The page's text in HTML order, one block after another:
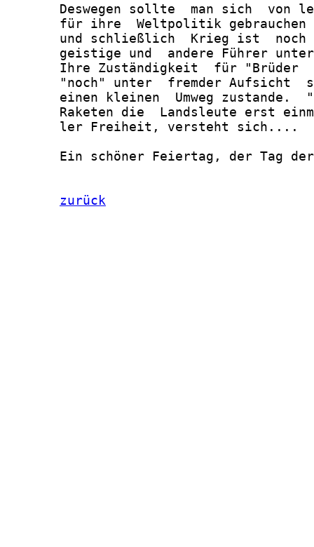
Deswegen sollte  man sich  von
für ihre  Weltpolitik
und schließlich  Krieg ist
geistige und  andere Führer
Ihre Zuständigkeit  für "Brüder
"noch" unter  fremder Aufsicht
einen kleinen  Umweg zustande.
Raketen die  Landsleute erst
       ler Freiheit, versteht sich....
Ein schöner Feiertag, der Tag
zurück